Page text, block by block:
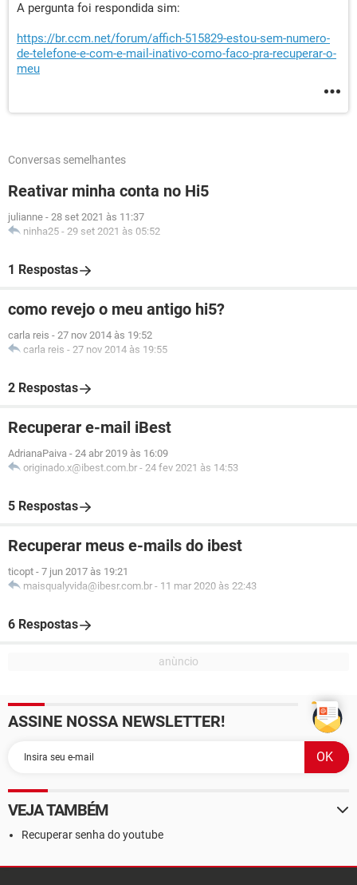
A pergunta foi respondida sim:
https://br.ccm.net/forum/affich-515829-estou-sem-numero-
de-telefone-e-com-e-mail-inativo-como-faco-pra-recuperar-o-
meu
Conversas semelhantes
Reativar minha conta no Hi5
julianne - 28 set 2021 às 11:37
ninha25 - 29 set 2021 às 05:52
1 Respostas
como revejo o meu antigo hi5?
carla reis - 27 nov 2014 às 19:52
carla reis - 27 nov 2014 às 19:55
2 Respostas
Recuperar e-mail iBest
AdrianaPaiva - 24 abr 2019 às 16:09
originado.x@ibest.com.br - 24 fev 2021 às 14:53
5 Respostas
Recuperar meus e-mails do ibest
ticopt - 7 jun 2017 às 19:21
maisqualyvida@ibesr.com.br - 11 mar 2020 às 22:43
6 Respostas
ASSINE NOSSA NEWSLETTER!
VEJA TAMBÉM
Recuperar senha do youtube